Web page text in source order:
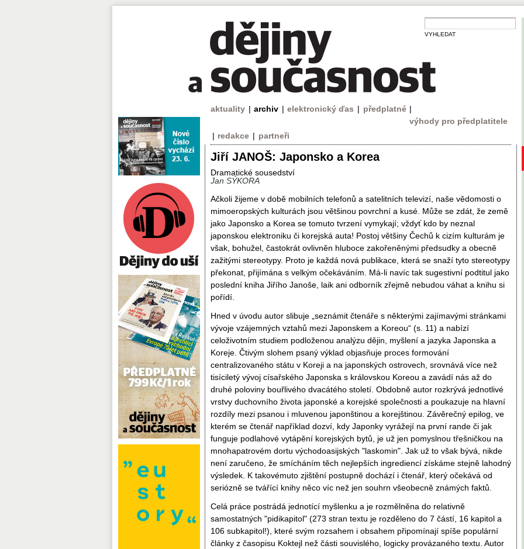
aktuality | archiv | elektronický ďas | předplatné |
výhody pro předplatitele
| redakce | partneři
VYHLEDAT
Jiří JANOŠ: Japonsko a Korea
Dramatické sousedství
Jan SÝKORA
Ačkoli žijeme v době mobilních telefonů a satelitních televizí, naše vědomosti o
mimoeropských kulturách jsou většinou povrchní a kusé. Může se zdát, že země
jako Japonsko a Korea se tomuto tvrzení vymykají; vždyť kdo by neznal
japonskou elektroniku či korejská auta! Postoj většiny Čechů k cizím kulturám je
však, bohužel, častokrát ovlivněn hluboce zakořeněnými předsudky a obecně
zažitými stereotypy. Proto je každá nová publikace, která se snaží tyto stereotypy
překonat, přijímána s velkým očekáváním. Má-li navíc tak sugestivní podtitul jako
poslední kniha Jiřího Janoše, laik ani odborník zřejmě nebudou váhat a knihu si
pořídí.
Hned v úvodu autor slibuje „seznámit čtenáře s některými zajímavými stránkami
vývoje vzájemných vztahů mezi Japonskem a Koreou“ (s. 11) a nabízí
celoživotním studiem podloženou analýzu dějin, myšlení a jazyka Japonska a
Koreje. Čtivým slohem psaný výklad objasňuje proces formování
centralizovaného státu v Koreji a na japonských ostrovech, srovnává více než
tisíciletý vývoj císařského Japonska s královskou Koreou a zavádí nás až do
druhé poloviny bouřlivého dvacátého století. Obdobně autor rozkrývá jednotlivé
vrstvy duchovního života japonské a korejské společnosti a poukazuje na hlavní
rozdíly mezi psanou i mluvenou japonštinou a korejštinou. Závěrečný epilog, ve
kterém se čtenář například dozví, kdy Japonky vyrážejí na první rande či jak
funguje podlahové vytápění korejských bytů, je už jen pomyslnou třešničkou na
mnohapatrovém dortu východoasijských "laskomin". Jak už to však bývá, nikde
není zaručeno, že smícháním těch nejlepších ingrediencí získáme stejně lahodný
výsledek. K takovémuto zjištění postupně dochází i čtenář, který očekává od
seriózně se tvářící knihy něco víc než jen souhrn všeobecně známých faktů.
Celá práce postrádá jednotící myšlenku a je rozmělněna do relativně
samostatných "pidikapitol" (273 stran textu je rozděleno do 7 částí, 16 kapitol a
106 subkapitol!), které svým rozsahem i obsahem připomínají spíše populární
články z časopisu Koktejl než části souvislého, logicky provázaného textu. Autor